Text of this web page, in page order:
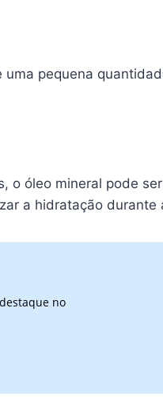
pequena
o óleo mineral pode
a hidratação durante
no